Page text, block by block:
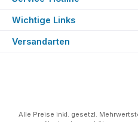
Wichtige Links
Versandarten
Alle Preise inkl. gesetzl.